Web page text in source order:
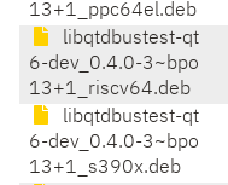
13+1_ppc64el.deb
libqtdbustest-qt
6-dev_0.4.0-3~bpo
13+1_riscv64.deb
libqtdbustest-qt
6-dev_0.4.0-3~bpo
13+1_s390x.deb